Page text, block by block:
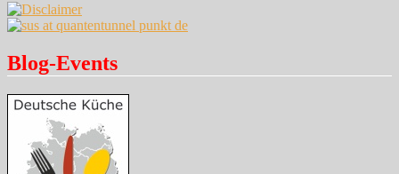
Blog-Events